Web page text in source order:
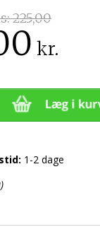
225,00
kr.
1-2 dage